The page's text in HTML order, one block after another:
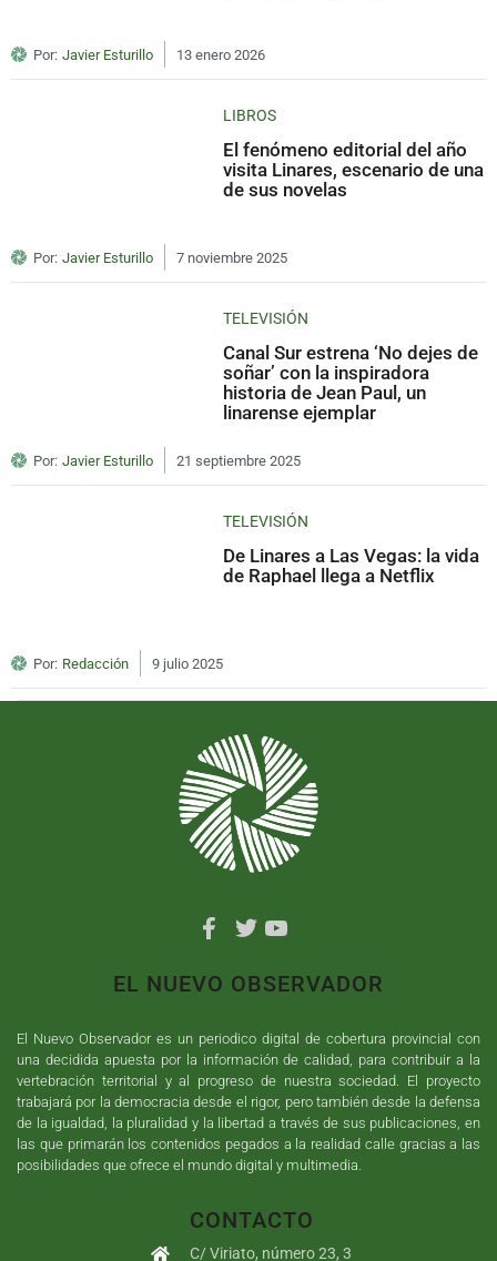
Por: Javier Esturillo 13 enero 2026
LIBROS
El fenómeno editorial del año
visita Linares, escenario de una
de sus novelas
Por: Javier Esturillo 7 noviembre 2025
TELEVISIÓN
Canal Sur estrena ‘No dejes de
soñar’ con la inspiradora
historia de Jean Paul, un
linarense ejemplar
Por: Javier Esturillo 21 septiembre 2025
TELEVISIÓN
De Linares a Las Vegas: la vida
de Raphael llega a Netflix
Por: Redacción 9 julio 2025
EL NUEVO OBSERVADOR
El Nuevo Observador es un periodico digital de cobertura provincial con
una decidida apuesta por la información de calidad, para contribuir a la
vertebración territorial y al progreso de nuestra sociedad. El proyecto
trabajará por la democracia desde el rigor, pero también desde la defensa
de la igualdad, la pluralidad y la libertad a través de sus publicaciones, en
las que primarán los contenidos pegados a la realidad calle gracias a las
posibilidades que ofrece el mundo digital y multimedia.
CONTACTO
C/ Viriato, número 23, 3